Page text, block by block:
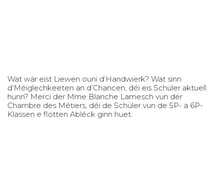
Wat wär eist Liewen ouni d’Handwierk? Wat sinn
d’Méiglechkeeten an d’Chancen, déi eis Schüler aktuell
hunn? Merci der Mme Blanche Lamesch vun der
Chambre des Métiers, déi de Schüler vun de 5P- a 6P-
Klassen e flotten Abléck ginn huet.